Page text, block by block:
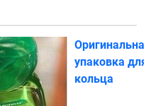
Оригинальная
упаковка для
кольца